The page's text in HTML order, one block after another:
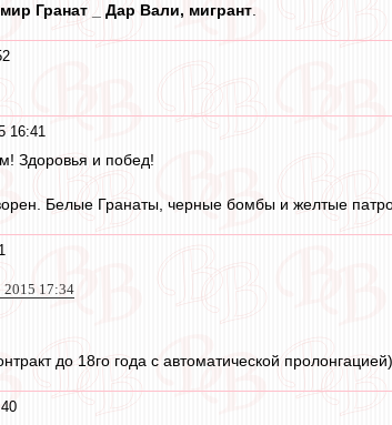
Гранат _ Дар Вали, мигрант.
16:41
Здоровья и побед!
Белые Гранаты, черные бомбы и желтые
2015 17:34
до 18го года с автоматической